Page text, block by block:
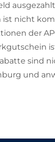
ist nicht
der
sind
und